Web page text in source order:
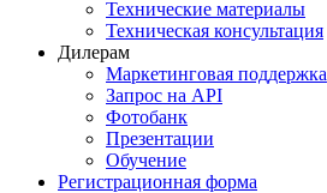
Технические материалы
Техническая консультация
Дилерам
Маркетинговая поддержка
Запрос на API
Фотобанк
Презентации
Обучение
Регистрационная форма